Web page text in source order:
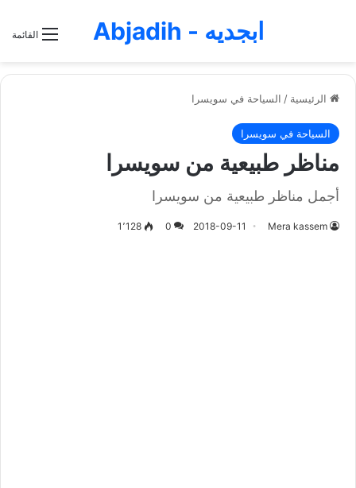
القائمة ابجديه - Abjadih
الرئيسية / السياحة في سويسرا
السياحة في سويسرا
مناظر طبيعية من سويسرا
أجمل مناظر طبيعية من سويسرا
Mera kassem
2018-09-11
0 1٬128